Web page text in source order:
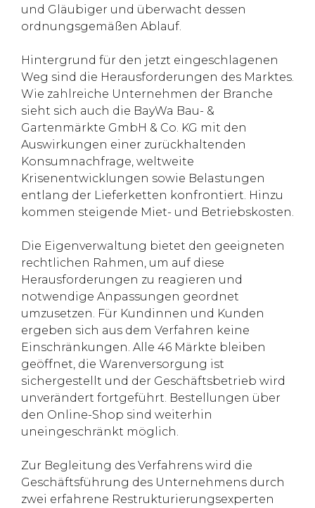
und Gläubiger und überwacht dessen
ordnungsgemäßen Ablauf.
Hintergrund für den jetzt eingeschlagenen
Weg sind die Herausforderungen des Marktes.
Wie zahlreiche Unternehmen der Branche
sieht sich auch die BayWa Bau- &
Gartenmärkte GmbH & Co. KG mit den
Auswirkungen einer zurückhaltenden
Konsumnachfrage, weltweite
Krisenentwicklungen sowie Belastungen
entlang der Lieferketten konfrontiert. Hinzu
kommen steigende Miet- und Betriebskosten.
Die Eigenverwaltung bietet den geeigneten
rechtlichen Rahmen, um auf diese
Herausforderungen zu reagieren und
notwendige Anpassungen geordnet
umzusetzen. Für Kundinnen und Kunden
ergeben sich aus dem Verfahren keine
Einschränkungen. Alle 46 Märkte bleiben
geöffnet, die Warenversorgung ist
sichergestellt und der Geschäftsbetrieb wird
unverändert fortgeführt. Bestellungen über
den Online-Shop sind weiterhin
uneingeschränkt möglich.
Zur Begleitung des Verfahrens wird die
Geschäftsführung des Unternehmens durch
zwei erfahrene Restrukturierungsexperten